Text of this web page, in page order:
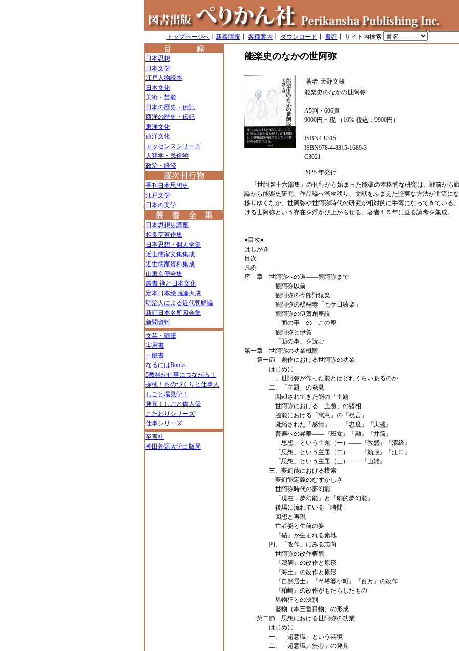
トップページへ 新着情報 各種案内 ダウンロード 書評 ┃ サイト内検索
日本思想
日本文学
江戸人物読本
日本文化
美術・芸能
日本の歴史・伝記
西洋の歴史・伝記
東洋文化
西洋文化
エッセンスシリーズ
人類学・民俗学
政治・経済
季刊日本思想史
江戸文学
日本の美学
日本思想史講座
相良亨著作集
日本思想・個人全集
近世儒家文集集成
近世儒家資料集成
山東京傳全集
叢書 禅と日本文化
定本日本絵画論大成
明治人による近代朝鮮論
新訂日本名所図会集
新聞資料
文芸・随筆
実用書
一般書
なるにはBooks
5教科が仕事につながる！
探検！ものづくりと仕事人
しごと場見学！
発見！しごと偉人伝
こだわりシリーズ
仕事シリーズ
至言社
神田外語大学出版局
能楽史のなかの世阿弥
著者 天野文雄
能楽史のなかの世阿弥
A5判・606頁
9000円 + 税 （10% 税込：9900円）
ISBN4-8315-
ISBN978-4-8315-1689-3
C3021
2025 年発行
『世阿弥十六部集』の刊行から始まった能楽の本格的な研究は、戦前から
論から能楽史研究、作品論へ漸次移り、文献をふまえた堅実な方法が主流に
移りゆくなか、世阿弥や世阿弥時代の研究が相対的に手薄になってきている
ける世阿弥という存在を浮かび上がらせる、著者１５年に亘る論考を集成。
●目次●
はしがき
目次
凡例
序 章 世阿弥への道――観阿弥まで
観阿弥以前
観阿弥の今熊野猿楽
観阿弥の醍醐寺「七ケ日猿楽」
観阿弥の伊賀創座説
「面の事」の「この座」
観阿弥と伊賀
「面の事」を読む
第一章 世阿弥の功業概観
第一節 劇作における世阿弥の功業
はじめに
一、世阿弥が作った能とはどれくらいあるのか
二、「主題」の発見
閑却されてきた能の「主題」
世阿弥における「主題」の諸相
脇能における「寓意」の「祝言」
凝縮された「感情」――『忠度』『実盛』
普遍への昇華――『班女』『融』『井筒』
「思想」という主題（一）――『敦盛』『清経』
「思想」という主題（二）――『頼政』『江口』
「思想」という主題（三）――『山姥』
三、夢幻能における模索
夢幻能定義のむずかしさ
世阿弥時代の夢幻能
「現在＝夢幻能」と「劇的夢幻能」
後場に流れている「時間」
回想と再現
亡者姿と生前の姿
『砧』が生まれる素地
四、「改作」にみる志向
世阿弥の改作概観
『鵜飼』の改作と原形
『海土』の改作と原形
『自然居士』『卒塔婆小町』『百万』の改作
『柏崎』の改作がもたらしたもの
男物狂との決別
鬘物（本三番目物）の形成
第二節 思想における世阿弥の功業
はじめに
一、「超意識」という芸境
二、「超意識／無心」の発見